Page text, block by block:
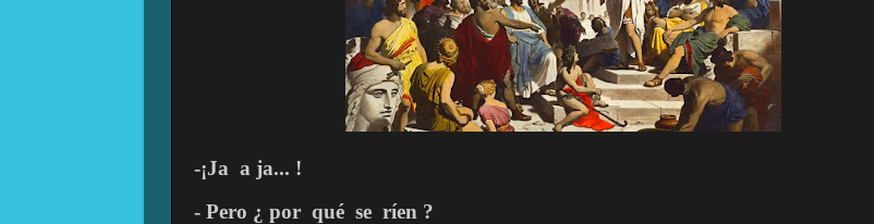
-¡Ja a ja... !
- Pero ¿ por qué se ríen ?